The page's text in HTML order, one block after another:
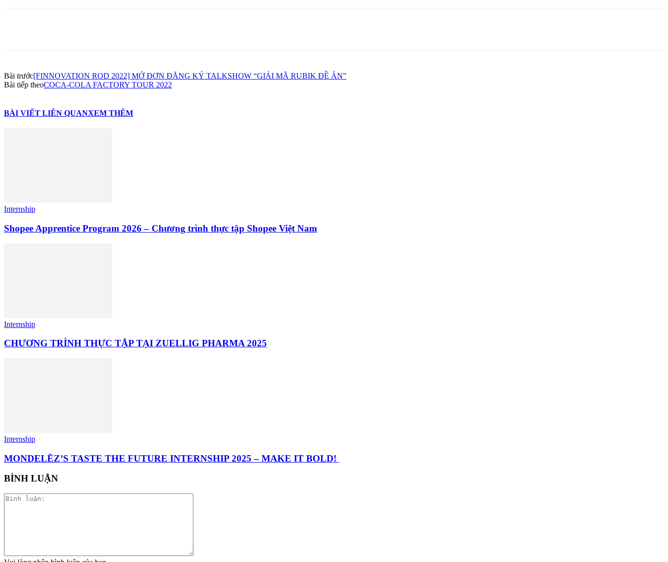
Bài trước[FINNOVATION ROD 2022] MỞ ĐƠN ĐĂNG KÝ TALKSHOW “GIẢI MÃ RUBIK ĐỀ ÁN”
Bài tiếp theoCOCA-COLA FACTORY TOUR 2022
BÀI VIẾT LIÊN QUANXEM THÊM
Internship
Shopee Apprentice Program 2026 – Chương trình thực tập Shopee Việt Nam
Internship
CHƯƠNG TRÌNH THỰC TẬP TẠI ZUELLIG PHARMA 2025
Internship
MONDELĒZ’S TASTE THE FUTURE INTERNSHIP 2025 – MAKE IT BOLD!
BÌNH LUẬN